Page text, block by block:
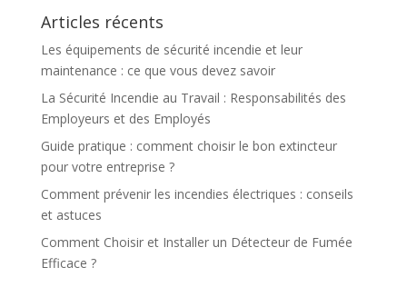
Articles récents
Les équipements de sécurité incendie et leur
maintenance : ce que vous devez savoir
La Sécurité Incendie au Travail : Responsabilités des
Employeurs et des Employés
Guide pratique : comment choisir le bon extincteur
pour votre entreprise ?
Comment prévenir les incendies électriques : conseils
et astuces
Comment Choisir et Installer un Détecteur de Fumée
Efficace ?